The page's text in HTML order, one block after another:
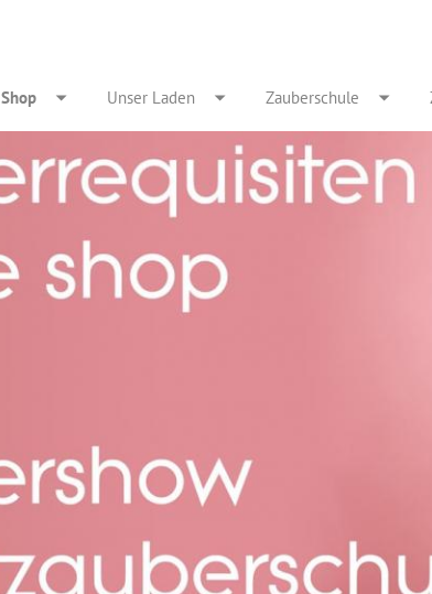
Shop Unser Laden Zauberschule